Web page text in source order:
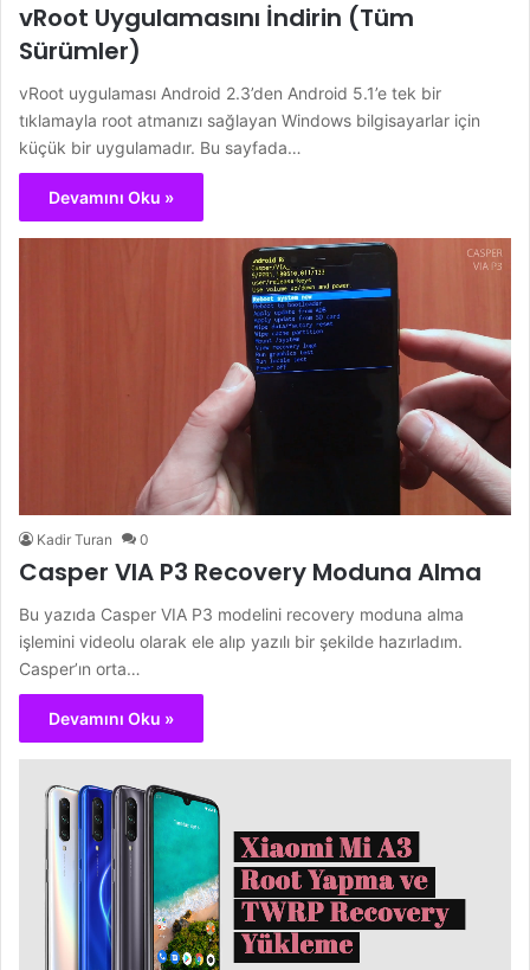
vRoot Uygulamasını İndirin (Tüm
Sürümler)
vRoot uygulaması Android 2.3’den Android 5.1’e tek bir
tıklamayla root atmanızı sağlayan Windows bilgisayarlar için
küçük bir uygulamadır. Bu sayfada…
Devamını Oku »
Kadir Turan 0
Casper VIA P3 Recovery Moduna Alma
Bu yazıda Casper VIA P3 modelini recovery moduna alma
işlemini videolu olarak ele alıp yazılı bir şekilde hazırladım.
Casper’ın orta…
Devamını Oku »